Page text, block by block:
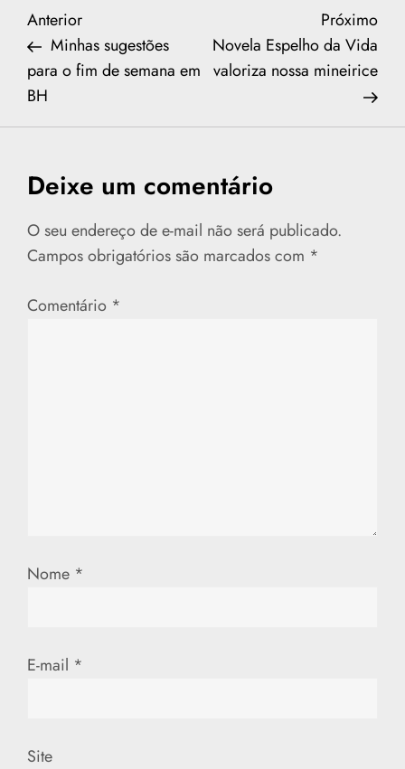
N
a
v
g
a
ã
s
Previous
Post
Anterior
Minhas sugestões
para o fim de semana em
BH
Próximo
Novela Espelho da Vida
valoriza nossa mineirice
Deixe um comentário
O seu endereço de e-mail não será publicado.
Campos obrigatórios são marcados com *
Comentário *
Nome *
E-mail *
Site